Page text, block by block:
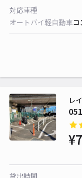
対応車種
オートバイ軽自動車
レ
貸出時間